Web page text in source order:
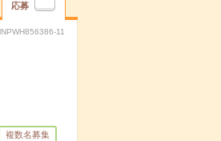
応募
11
複数名募集